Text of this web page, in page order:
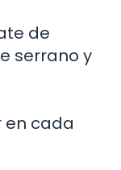
de
serrano y
en cada